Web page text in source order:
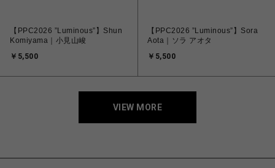
【PPC2026 ”Luminous”】Shun
Komiyama｜小見山峻
￥5,500
【PPC2026 ”Luminous”】Sora
Aota｜ソラ アオタ
￥5,500
VIEW MORE